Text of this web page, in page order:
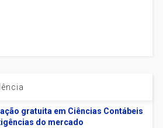
gratuita em Ciências Contábeis
do mercado